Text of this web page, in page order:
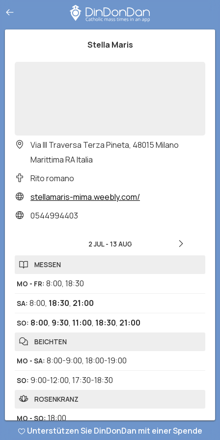
Stella Maris
Via III Traversa Terza Pineta, 48015 Milano
Marittima RA Italia
Rito romano
stellamaris-mima.weebly.com/
0544994403
2 JUL- 13 AUG
MESSEN
MO - FR: 8:00, 18:30
SA: 8:00, 18:30, 21:00
SO: 8:00, 9:30, 11:00, 18:30, 21:00
BEICHTEN
MO - SA: 8:00-9:00, 18:00-19:00
SO: 9:00-12:00, 17:30-18:30
ROSENKRANZ
MO - SO:18:00
Unterstützen Sie DinDonDan mit einer Spende